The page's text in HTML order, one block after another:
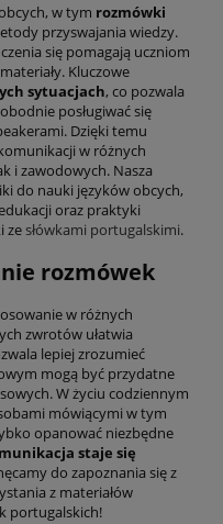
w tym rozmówki
przyswajania wiedzy.
się pomagają uczniom
Kluczowe
sytuacjach, co pozwala
posługiwać się
Dzięki temu
w różnych
i zawodowych. Nasza
do nauki języków obcych,
oraz praktyki
zesłówkami portugalskimi.
rozmówek
w różnych
zwrotów ułatwia
lepiej zrozumieć
mogą być przydatne
W życiu codziennym
mówiącymi w tym
opanować niezbędne
staje się
do zapoznania się z
z materiałów
portugalskich!